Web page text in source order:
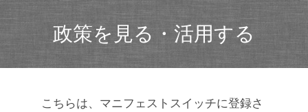
政策を見る・活用する
こちらは、マニフェストスイッチに登録さ